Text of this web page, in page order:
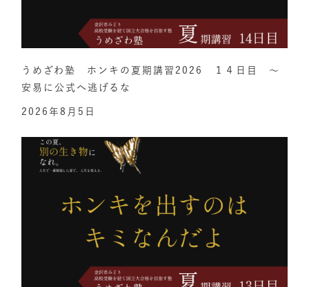
うめざわ塾 ホンキの夏期講習2026 １４日目 ～
安易に公式へ逃げるな
2026年8月5日